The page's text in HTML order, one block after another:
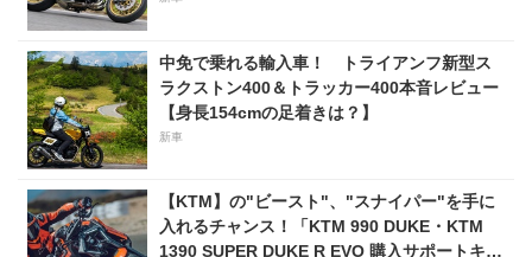
中免で乗れる輸入車！ トライアンフ新型ス
ラクストン400＆トラッカー400本音レビュー
【身長154cmの足着きは？】
新車
【KTM】の"ビースト"、"スナイパー"を手に
入れるチャンス！「KTM 990 DUKE・KTM
1390 SUPER DUKE R EVO 購入サポートキャ